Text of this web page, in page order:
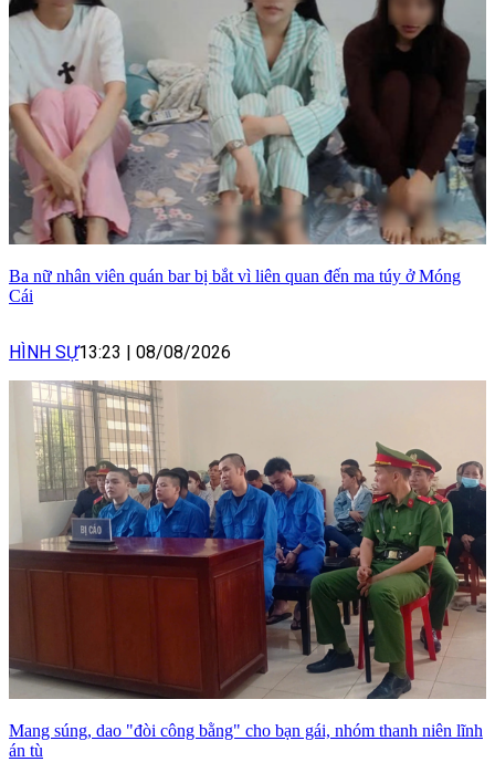
Ba nữ nhân viên quán bar bị bắt vì liên quan đến ma túy ở Móng
Cái
HÌNH SỰ13:23 08/08/2026
Mang súng, dao "đòi công bằng" cho bạn gái, nhóm thanh niên lĩnh
án tù